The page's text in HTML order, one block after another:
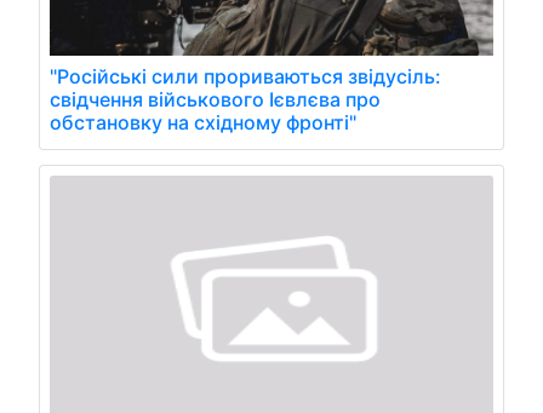
"Російські сили прориваються звідусіль:
свідчення військового Ієвлєва про
обстановку на східному фронті"